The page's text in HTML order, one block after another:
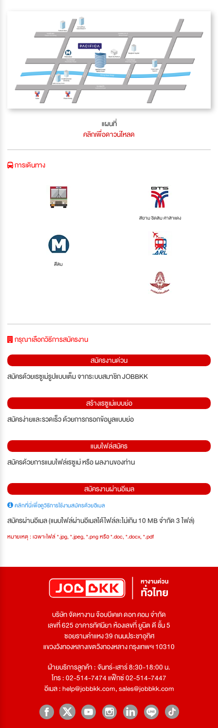
แผนที่
คลิกเพื่อดาวน์โหลด
การเดินทาง
สยาม ชิดลม ศาลาแดง
สีลม
กรุณาเลือกวิธีการสมัครงาน
สมัครงานด่วน
สมัครด้วยเรซูเม่รูปแบบเต็ม จากระบบสมาชิก JOBBKK
สร้างเรซูเม่แบบย่อ
สมัครง่ายและรวดเร็ว ด้วยการกรอกข้อมูลแบบย่อ
แนบไฟล์สมัคร
สมัครด้วยการแนบไฟล์เรซูเม่ หรือ ผลงานของท่าน
สมัครงานผ่านอีเมล
คลิกที่นี่เพื่อดูวิธีการใช้งานสมัครด้วยอีเมล
สมัครผ่านอีเมล (แนบไฟล์ผ่านอีเมลได้ไฟล์ละไม่เกิน 10 MB จำกัด 3 ไฟล์)
หมายเหตุ : เฉพาะไฟล์ *.jpg, *.jpeg, *.png หรือ *.doc, *.docx, *.pdf
บริษัท จัดหางาน จ๊อบบีเคเค ดอท คอม จำกัด
เลขที่ 625 อาคารทัศนียา ห้องเลขที่ ยูนิต ดี ชั้น 5
ซอยรามคำแหง 39 ถนนประชาอุทิศ
แขวงวังทองหลางเขตวังทองหลาง กรุงเทพฯ 10310
ฝ่ายบริการลูกค้า : จันทร์-เสาร์ 8:30-18:00 น.
โทร : 02-514-7474 แฟ็กซ์ 02-514-7447
อีเมล :help@jobbkk.com,sales@jobbkk.com